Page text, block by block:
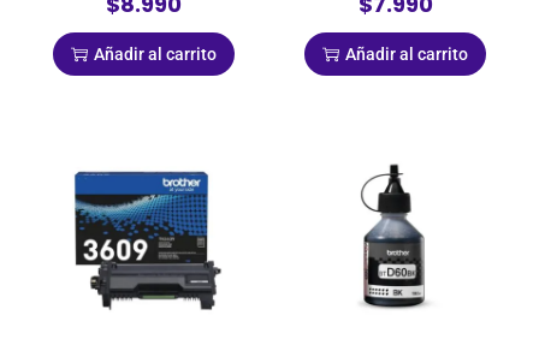
Añadir al carrito Añadir al carrito